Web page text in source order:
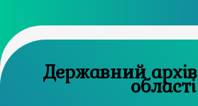
Державний архів Сумської
області